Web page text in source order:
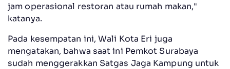
jam operasional restoran atau rumah makan,"
katanya.
Pada kesempatan ini, Wali Kota Eri juga
mengatakan, bahwa saat ini Pemkot Surabaya
sudah menggerakkan Satgas Jaga Kampung untuk